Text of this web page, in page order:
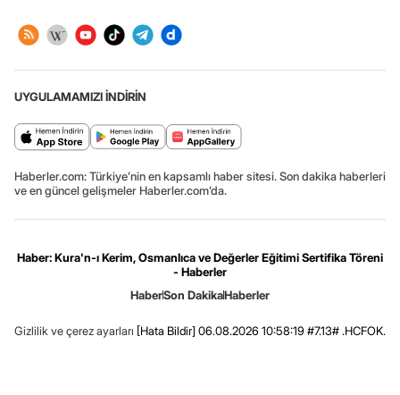
UYGULAMAMIZI İNDİRİN
Haberler.com: Türkiye’nin en kapsamlı haber sitesi. Son dakika haberleri
ve en güncel gelişmeler Haberler.com’da.
Haber: Kura'n-ı Kerim, Osmanlıca ve Değerler Eğitimi Sertifika Töreni
- Haberler
HaberSon DakikaHaberler
Gizlilik ve çerez ayarları [Hata Bildir] 06.08.2026 10:58:19 #7.13# .HCFOK.